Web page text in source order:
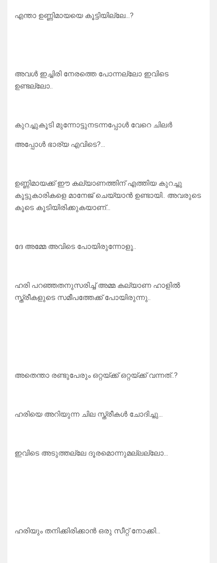
എന്താ ഉണ്ണിമായയെ കൂട്ടിയില്ലേ…?
അവൾ ഇച്ചിരി നേരത്തെ പോന്നല്ലോ ഇവിടെ
ഉണ്ടല്ലോ..
കുറച്ചുകൂടി മുന്നോട്ടുനടന്നപ്പോൾ വേറെ ചിലർ
അപ്പോൾ ഭാര്യ എവിടെ?…
ഉണ്ണിമായക്ക് ഈ കല്യാണത്തിന് എത്തിയ കുറച്ചു
കൂട്ടുകാരികളെ മാനേജ് ചെയ്യാൻ ഉണ്ടായി.. അവരുടെ
കൂടെ കൂടിയിരിക്കുകയാണ്…
ദേ അമ്മേ അവിടെ പോയിരുന്നോളൂ..
ഹരി പറഞ്ഞതനുസരിച്ച് അമ്മ കല്യാണ ഹാളിൽ
സ്ത്രീകളുടെ സമീപത്തേക്ക് പോയിരുന്നു..
അതെന്താ രണ്ടുപേരും ഒറ്റയ്ക്ക് ഒറ്റയ്ക്ക് വന്നത്..?
ഹരിയെ അറിയുന്ന ചില സ്ത്രീകൾ ചോദിച്ചു…
ഇവിടെ അടുത്തല്ലേ ദൂരമൊന്നുമല്ലല്ലോ…
ഹരിയും തനിക്കിരിക്കാൻ ഒരു സീറ്റ് നോക്കി…